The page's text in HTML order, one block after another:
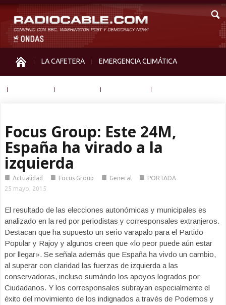
LA CAFETERA EMERGENCIA CLIMÁTICA
Focus Group: Este 24M,
España ha virado a la
izquierda
■ Actualidad ■ Focus Group ■ General ■ PORTADA
25 mayo, 2015
El resultado de las elecciones autonómicas y municipales es
analizado en la red por periodistas y corresponsales extranjeros.
Destacan que ha supuesto un serio varapalo para el Partido
Popular y Rajoy y algunos creen que «lo peor puede aún estar
por llegar». Se señala además que España ha vivdo un cambio,
al superar con claridad las fuerzas de izquierda a las
conservadoras, incluso sumándo los apoyos logrados por
Ciudadanos. Y los corresponsales subrayan especialmente el
éxito del movimiento de los indignados a través de Podemos y